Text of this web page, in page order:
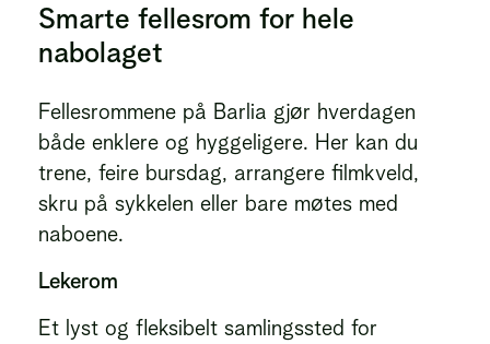
Smarte fellesrom for hele
nabolaget
Fellesrommene på Barlia gjør hverdagen
både enklere og hyggeligere. Her kan du
trene, feire bursdag, arrangere filmkveld,
skru på sykkelen eller bare møtes med
naboene.
Lekerom
Et lyst og fleksibelt samlingssted for